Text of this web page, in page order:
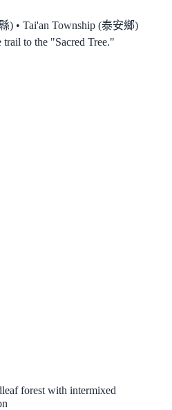
) • Tai'an Township (泰安鄉)
to the "Sacred Tree."
forest with intermixed